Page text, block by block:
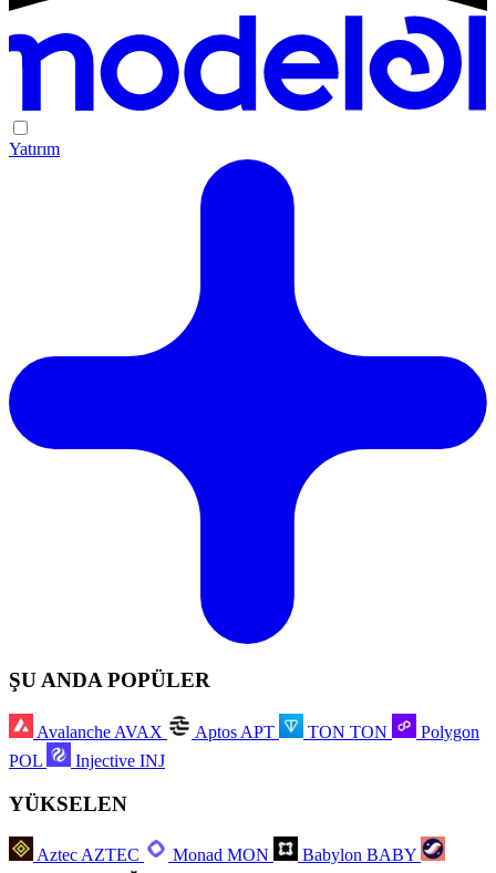
Yatırım
ŞU ANDA POPÜLER
Avalanche AVAX Aptos APT TON TON
Polygon
POL
Injective INJ
YÜKSELEN
AztecAZTEC Monad MON Babylon BABY